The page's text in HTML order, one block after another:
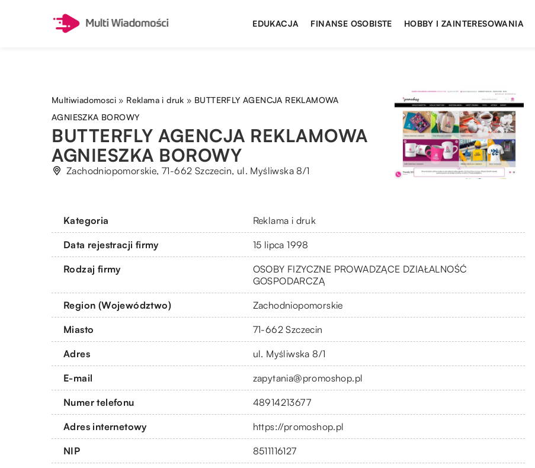
EDUKACJA FINANSE OSOBISTE HOBBY I ZAINTERESOWANIA
Multiwiadomosci » Reklama i druk » BUTTERFLY AGENCJA REKLAMOWA
AGNIESZKA BOROWY
BUTTERFLY AGENCJA REKLAMOWA
AGNIESZKA BOROWY
Zachodniopomorskie, 71-662 Szczecin, ul. Myśliwska 8/1
Kategoria Reklama i druk
Data rejestracji firmy 15 lipca 1998
Rodzaj firmy
OSOBY FIZYCZNE PROWADZĄCE DZIAŁALNOŚĆ
GOSPODARCZĄ
Region (Województwo) Zachodniopomorskie
Miasto 71-662 Szczecin
Adres ul. Myśliwska 8/1
E-mail zapytania@promoshop.pl
Numer telefonu 48914213677
Adres internetowy https://promoshop.pl
NIP 8511116127